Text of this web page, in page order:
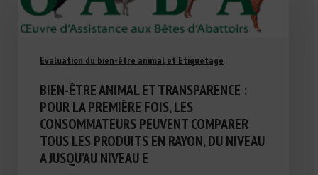
Evaluation du bien-être animal et Etiquetage
BIEN-ÊTRE ANIMAL ET TRANSPARENCE :
POUR LA PREMIÈRE FOIS, LES
CONSOMMATEURS PEUVENT COMPARER
TOUS LES PRODUITS EN RAYON, DU NIVEAU
A JUSQU’AU NIVEAU E